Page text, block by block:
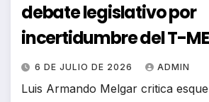
debate legislativo por
incertidumbre del T-
6 DE JULIO DE 2026 ADMIN
Luis Armando Melgar critica